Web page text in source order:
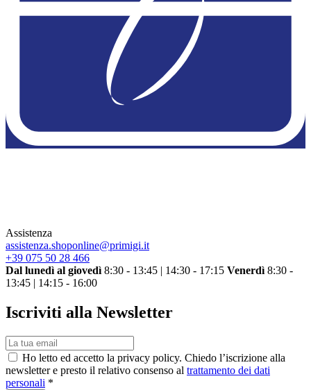
Assistenza
assistenza.shoponline@primigi.it
+39 075 50 28 466
Dal lunedì al giovedì 8:30 - 13:45 | 14:30 - 17:15 Venerdì 8:30 -
13:45 | 14:15 - 16:00
Iscriviti alla Newsletter
Ho letto ed accetto la privacy policy. Chiedo l’iscrizione alla
newsletter e presto il relativo consenso al trattamento dei dati
personali *